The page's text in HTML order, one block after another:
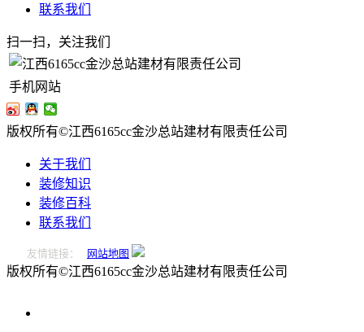
联系我们
扫一扫，关注我们
手机网站
版权所有©江西6165cc金沙总站建材有限责任公司
关于我们
装修知识
装修百科
联系我们
友情链接： 网站地图
版权所有©江西6165cc金沙总站建材有限责任公司